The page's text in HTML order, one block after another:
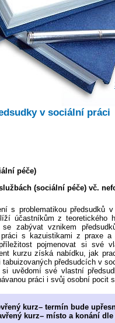
www.edlit.cz
v sociální práci
péče)
(sociální péče) vč.
s problematikou předsudků
účastníkům z teoretického
se zabývat vznikem
s kazuistikami z praxe a
pojmenovat si své
kurzu získá nabídku, jak
předsudcích v
si uvědomí své vlastní
práci i svůj osobní pocit
kurz– termín bude
kurz– místo a konání